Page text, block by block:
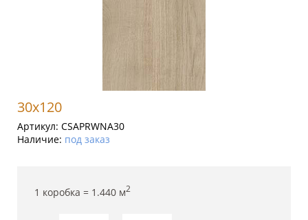
30x120
Артикул: CSAPRWNA30
Наличие: под заказ
1 коробка = 1.440 м2